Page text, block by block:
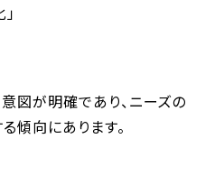
図が明確であり、ニーズの
傾向にあります。